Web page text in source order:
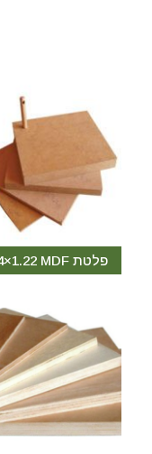
פלטת MDF ‏1.22×2.44 מ׳